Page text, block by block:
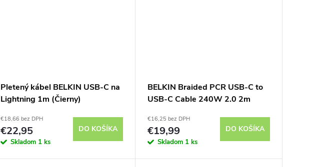
Pletený kábel BELKIN USB-C na
Lightning 1m (Čierny)
€18,66 bez DPH
€22,95
Skladom 1 ks
DO KOŠÍKA
BELKIN Braided PCR USB-C to
USB-C Cable 240W 2.0 2m
€16,25 bez DPH
€19,99
Skladom 1 ks
DO KOŠÍKA